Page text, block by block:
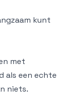
kunt
met
als een echte
niets.